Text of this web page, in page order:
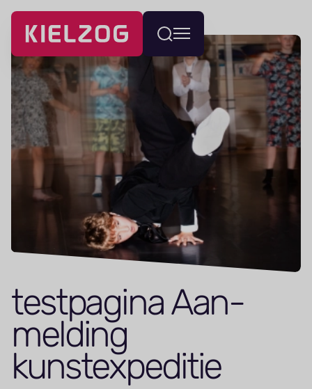
Navigatie
overslaan
Wissel
menu
test­pagina Aan­
melding
kunstexpeditie